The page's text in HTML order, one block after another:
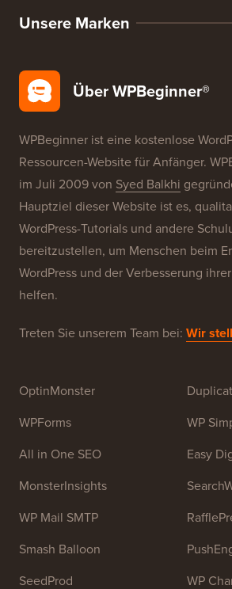
Unsere Marken
Über WPBeginner®
WPBeginner ist eine kostenlose
Ressourcen-Website für Anfänger.
im Juli 2009 von Syed Balkhi
Hauptziel dieser Website ist es,
WordPress-Tutorials und andere
bereitzustellen, um Menschen beim
WordPress und der Verbesserung
helfen.
Treten Sie unserem Team bei: Wir
OptinMonster
WPForms
All in One SEO
MonsterInsights
WP Mail SMTP
Smash Balloon
SeedProd
WP
Easy
WP